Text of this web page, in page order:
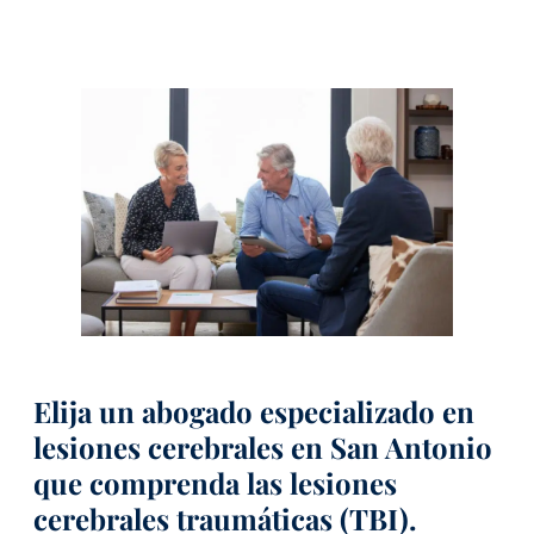
Elija un abogado especializado en
lesiones cerebrales en San Antonio
que comprenda las lesiones
cerebrales traumáticas (TBI).